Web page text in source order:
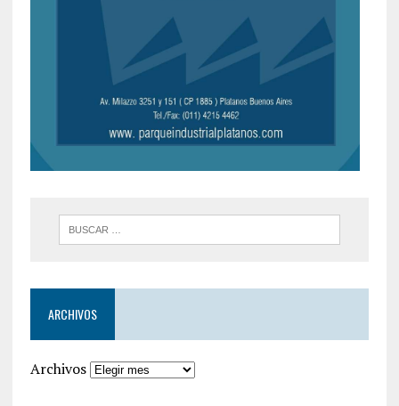
ARCHIVOS
Archivos